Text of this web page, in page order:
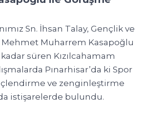
Sn. İhsan Talay, Gençlik ve
Mehmet Muharrem Kasapoğlu
süren Kızılcahamam
Pınarhisar’da ki Spor
ve zenginleştirme
istişarelerde bulundu.